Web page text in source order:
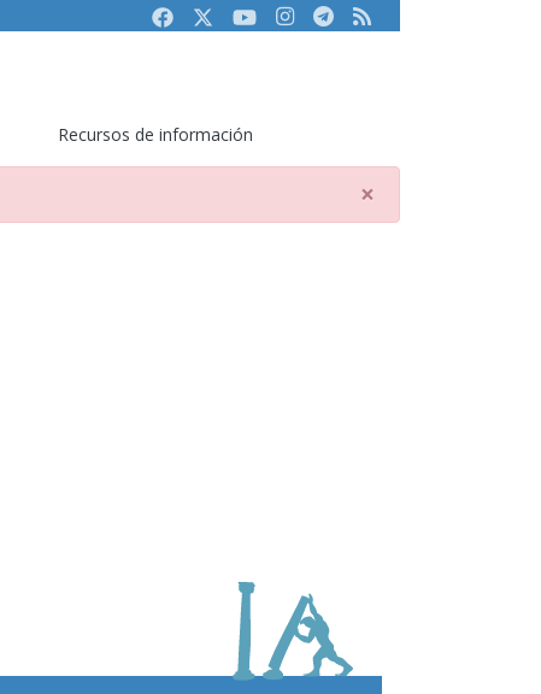
FacebookTwitterYoutubeInstagram
Telegram
RSS
Recursos de información
×